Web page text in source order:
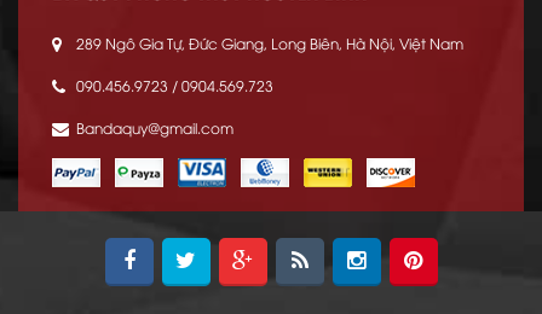
289 Ngô Gia Tự, Đức Giang, Long Biên, Hà Nội, Việt Nam
090.456.9723 / 0904.569.723
Bandaquy@gmail.com